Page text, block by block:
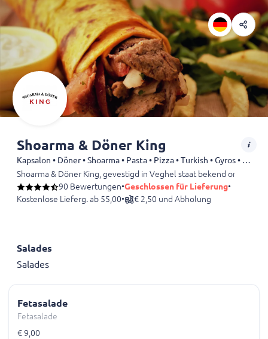
Shoarma & Döner King
Kapsalon • Döner • Shoarma • Pasta • Pizza • Turkish • Gyros • Spareribs
Shoarma & Döner King, gevestigd in Veghel staat bekend om zijn
90 Bewertungen•Geschlossen für Lieferung•
Kostenlose Lieferg. ab 55,00• € 2,50 und Abholung
Salades
Salades
Fetasalade
Fetasalade
€ 9,00